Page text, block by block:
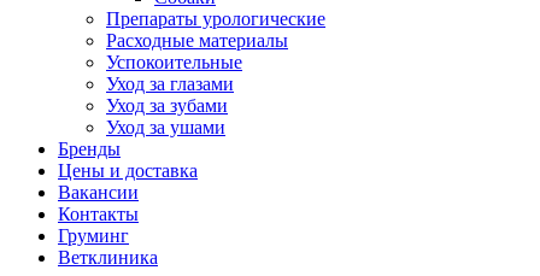
Препараты урологические
Расходные материалы
Успокоительные
Уход за глазами
Уход за зубами
Уход за ушами
Бренды
Цены и доставка
Вакансии
Контакты
Груминг
Ветклиника